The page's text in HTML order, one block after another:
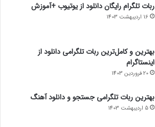
ربات تلگرام رایگان دانلود از یوتیوب +آموزش
16 اردیبهشت 1403
بهترین و کامل‌ترین ربات تلگرامی دانلود از
اینستاگرام
20 فروردین 1403
بهترین ربات تلگرامی جستجو و دانلود آهنگ
5 اردیبهشت 1403